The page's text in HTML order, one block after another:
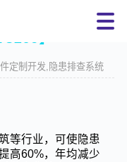
】
定制开发,隐患排查系统
等行业，可使隐患
高60%，年均减少